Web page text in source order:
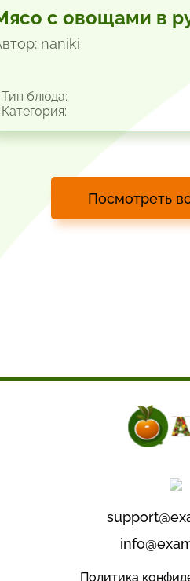
с овощами в
naniki
блюда:
Посмотреть
Политика